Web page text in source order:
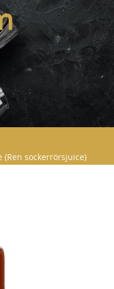
(Ren sockerrörsjuice)